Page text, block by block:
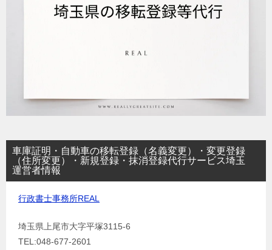
車庫証明・自動車の移転登録（名義変更）・変更登録
（住所変更）・新規登録・抹消登録代行サービス埼玉
運営者情報
行政書士事務所REAL
埼玉県上尾市大字平塚3115-6
TEL:048-677-2601